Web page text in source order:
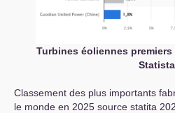
Turbines éoliennes
Classement des plus importants
le monde en 2025 source statita